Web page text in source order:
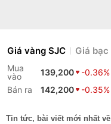
Giá vàng SJC Giá bạc
Mua
vào
139,200
-0.36%
Bán ra
142,200 -0.35%
Tin tức, bài viết mới nhất về